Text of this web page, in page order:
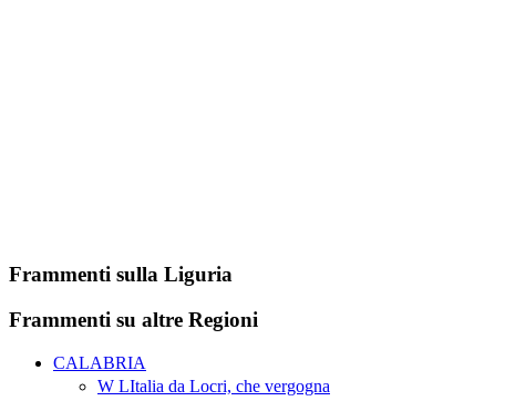
Frammenti sulla Liguria
Frammenti su altre Regioni
CALABRIA
W LItalia da Locri, che vergogna